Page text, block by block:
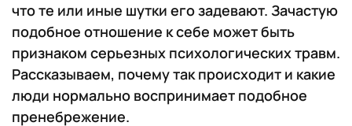
что те или иные шутки его задевают. Зачастую
подобное отношение к себе может быть
признаком серьезных психологических травм.
Рассказываем, почему так происходит и какие
люди нормально воспринимает подобное
пренебрежение.